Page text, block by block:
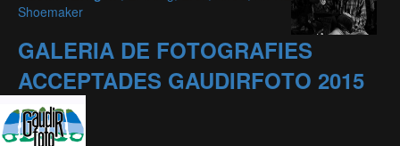
Shoemaker
GALERIA DE FOTOGRAFIES
ACCEPTADES GAUDIRFOTO 2015